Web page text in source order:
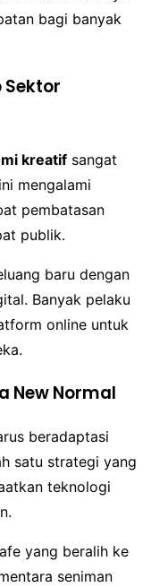
bagi banyak
kreatif sangat
mengalami
pembatasan
publik.
baru dengan
Banyak pelaku
online untuk
New Normal
beradaptasi
satu strategi yang
teknologi
yang beralih ke
seniman